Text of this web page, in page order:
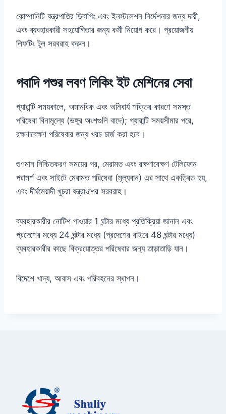
কোম্পানিটি যন্ত্রপাতির ডিবাগিং এবং ইনস্টলেশন নির্দেশনার জন্য দায়ী,
এবং ব্যবহারকারী সহযোগিতার জন্য কর্মী নিয়োগ করে। প্রয়োজনীয়
লিফটিং টুল সরবরাহ করুন।
গবাদি পশুর লবণ লিকিং ইট মেশিনের সেবা
গ্যারান্টি সময়কালে, অমানবিক এবং অনিবার্য শক্তির কারণে সমস্ত
পরিষেবা বিনামূল্যে (ভঙ্গুর অংশগুলি বাদে); গ্যারান্টি সময়সীমার পরে,
রক্ষণাবেক্ষণ পরিষেবার জন্য খরচ চার্জ করা হবে।
গুণমান নিশ্চিতকরণ সময়ের পর, মেরামত এবং রক্ষণাবেক্ষণ টেলিফোন
পরামর্শ এবং সাইটে মেরামত পরিষেবা (মূল্যবান) এর সাথে একত্রিত হয়,
এবং দীর্ঘমেয়াদী খুচরা যন্ত্রাংশের সরবরাহ।
ব্যবহারকারীর নোটিশ পাওয়ার 1 ঘন্টার মধ্যে প্রতিক্রিয়া জানান এবং
প্রদেশের মধ্যে 24 ঘন্টার মধ্যে (প্রদেশের বাইরে 48 ঘন্টার মধ্যে)
ব্যবহারকারীর কাছে বিক্রয়োত্তর পরিষেবার জন্য তাড়াতাড়ি যান।
বিদেশে খাদ্য, আবাস এবং পরিবহনের স্থাপন।